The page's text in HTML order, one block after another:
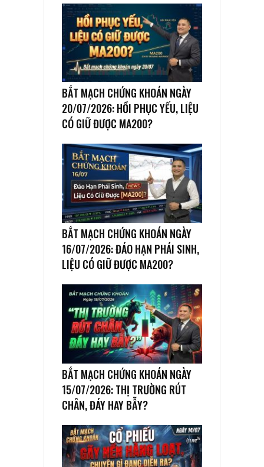
BẮT MẠCH CHỨNG KHOÁN NGÀY
20/07/2026: HỒI PHỤC YẾU, LIỆU
CÓ GIỮ ĐƯỢC MA200?
BẮT MẠCH CHỨNG KHOÁN NGÀY
16/07/2026: ĐÁO HẠN PHÁI SINH,
LIỆU CÓ GIỮ ĐƯỢC MA200?
BẮT MẠCH CHỨNG KHOÁN NGÀY
15/07/2026: THỊ TRƯỜNG RÚT
CHÂN, ĐÁY HAY BẪY?